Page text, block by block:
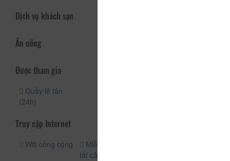
Dịch vụ khách sạn
Ăn uống
Được tham gia
Quầy lễ tân
(24h)
Truy cập Internet
Wifi công cộng
Miễn phí wifi
tất cả các phòng